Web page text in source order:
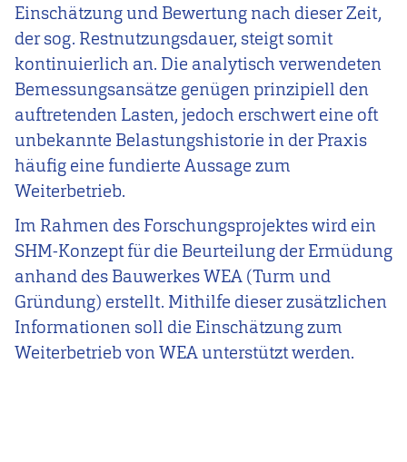
Einschätzung und Bewertung nach dieser Zeit,
der sog. Restnutzungsdauer, steigt somit
kontinuierlich an. Die analytisch verwendeten
Bemessungsansätze genügen prinzipiell den
auftretenden Lasten, jedoch erschwert eine oft
unbekannte Belastungshistorie in der Praxis
häufig eine fundierte Aussage zum
Weiterbetrieb.
Im Rahmen des Forschungsprojektes wird ein
SHM-Konzept für die Beurteilung der Ermüdung
anhand des Bauwerkes WEA (Turm und
Gründung) erstellt. Mithilfe dieser zusätzlichen
Informationen soll die Einschätzung zum
Weiterbetrieb von WEA unterstützt werden.